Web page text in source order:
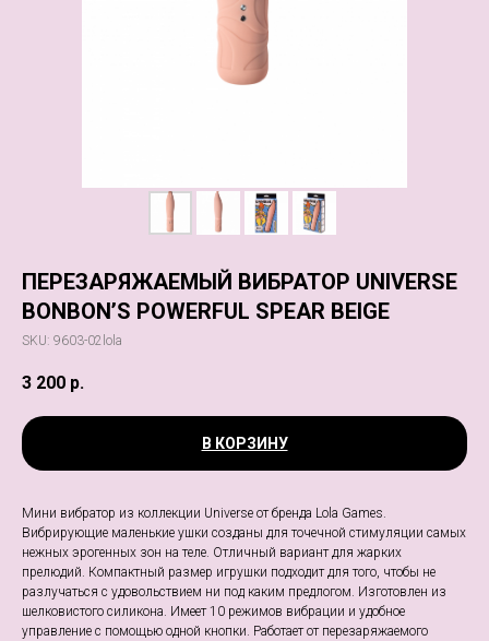
ПЕРЕЗАРЯЖАЕМЫЙ ВИБРАТОР UNIVERSE
BONBON’S POWERFUL SPEAR BEIGE
SKU: 9603-02lola
3 200 р.
В КОРЗИНУ
Мини вибратор из коллекции Universe от бренда Lola Games.
Вибрирующие маленькие ушки созданы для точечной стимуляции самых
нежных эрогенных зон на теле. Отличный вариант для жарких
прелюдий. Компактный размер игрушки подходит для того, чтобы не
разлучаться с удовольствием ни под каким предлогом. Изготовлен из
шелковистого силикона. Имеет 10 режимов вибрации и удобное
управление с помощью одной кнопки. Работает от перезаряжаемого